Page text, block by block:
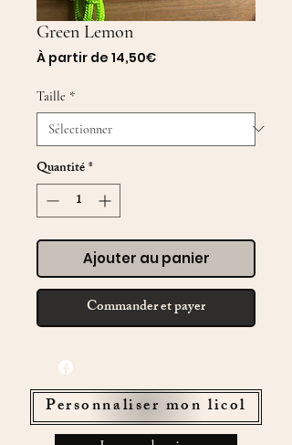
Green Lemon
À partir de 14,50€Prix
Taille *
Quantité*
Ajouter au panier
Commander et payer
Personnaliser mon licol